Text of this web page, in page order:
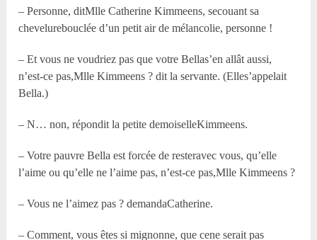
– Personne, ditMlle Catherine Kimmeens, secouant sa
chevelurebouclée d’un petit air de mélancolie, personne !
– Et vous ne voudriez pas que votre Bellas’en allât aussi,
n’est-ce pas,Mlle Kimmeens ? dit la servante. (Elles’appelait
Bella.)
– N… non, répondit la petite demoiselleKimmeens.
– Votre pauvre Bella est forcée de resteravec vous, qu’elle
l’aime ou qu’elle ne l’aime pas, n’est-ce pas,Mlle Kimmeens ?
– Vous ne l’aimez pas ? demandaCatherine.
– Comment, vous êtes si mignonne, que cene serait pas